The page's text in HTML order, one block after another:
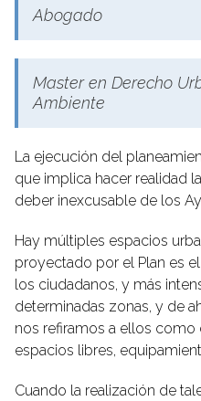
Abogado
Master en Derecho
Ambiente
La ejecución del
que implica hacer realidad
deber inexcusable de los
Hay múltiples espacios
proyectado por el Plan es
los ciudadanos, y más
determinadas zonas, y de
nos refiramos a ellos como
espacios libres,
Cuando la realización de